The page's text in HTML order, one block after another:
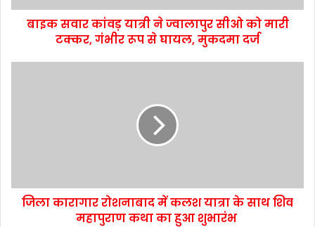
बाइक सवार कांवड़ यात्री ने ज्वालापुर सीओ को मारी
टक्कर, गंभीर रूप से घायल, मुकदमा दर्ज
जिला कारागार रोशनाबाद में कलश यात्रा के साथ शिव
महापुराण कथा का हुआ शुभारंभ